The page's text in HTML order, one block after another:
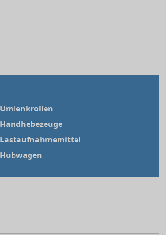
Umlenkrollen
Handhebezeuge
Lastaufnahmemittel
Hubwagen